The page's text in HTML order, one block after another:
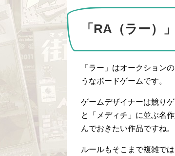
「RA（ラー）
「ラー」はオークション
うなボードゲームです。
ゲームデザイナーは競り
と「メディチ」に並ぶ名
んでおきたい作品ですね。
ルールもそこまで複雑で